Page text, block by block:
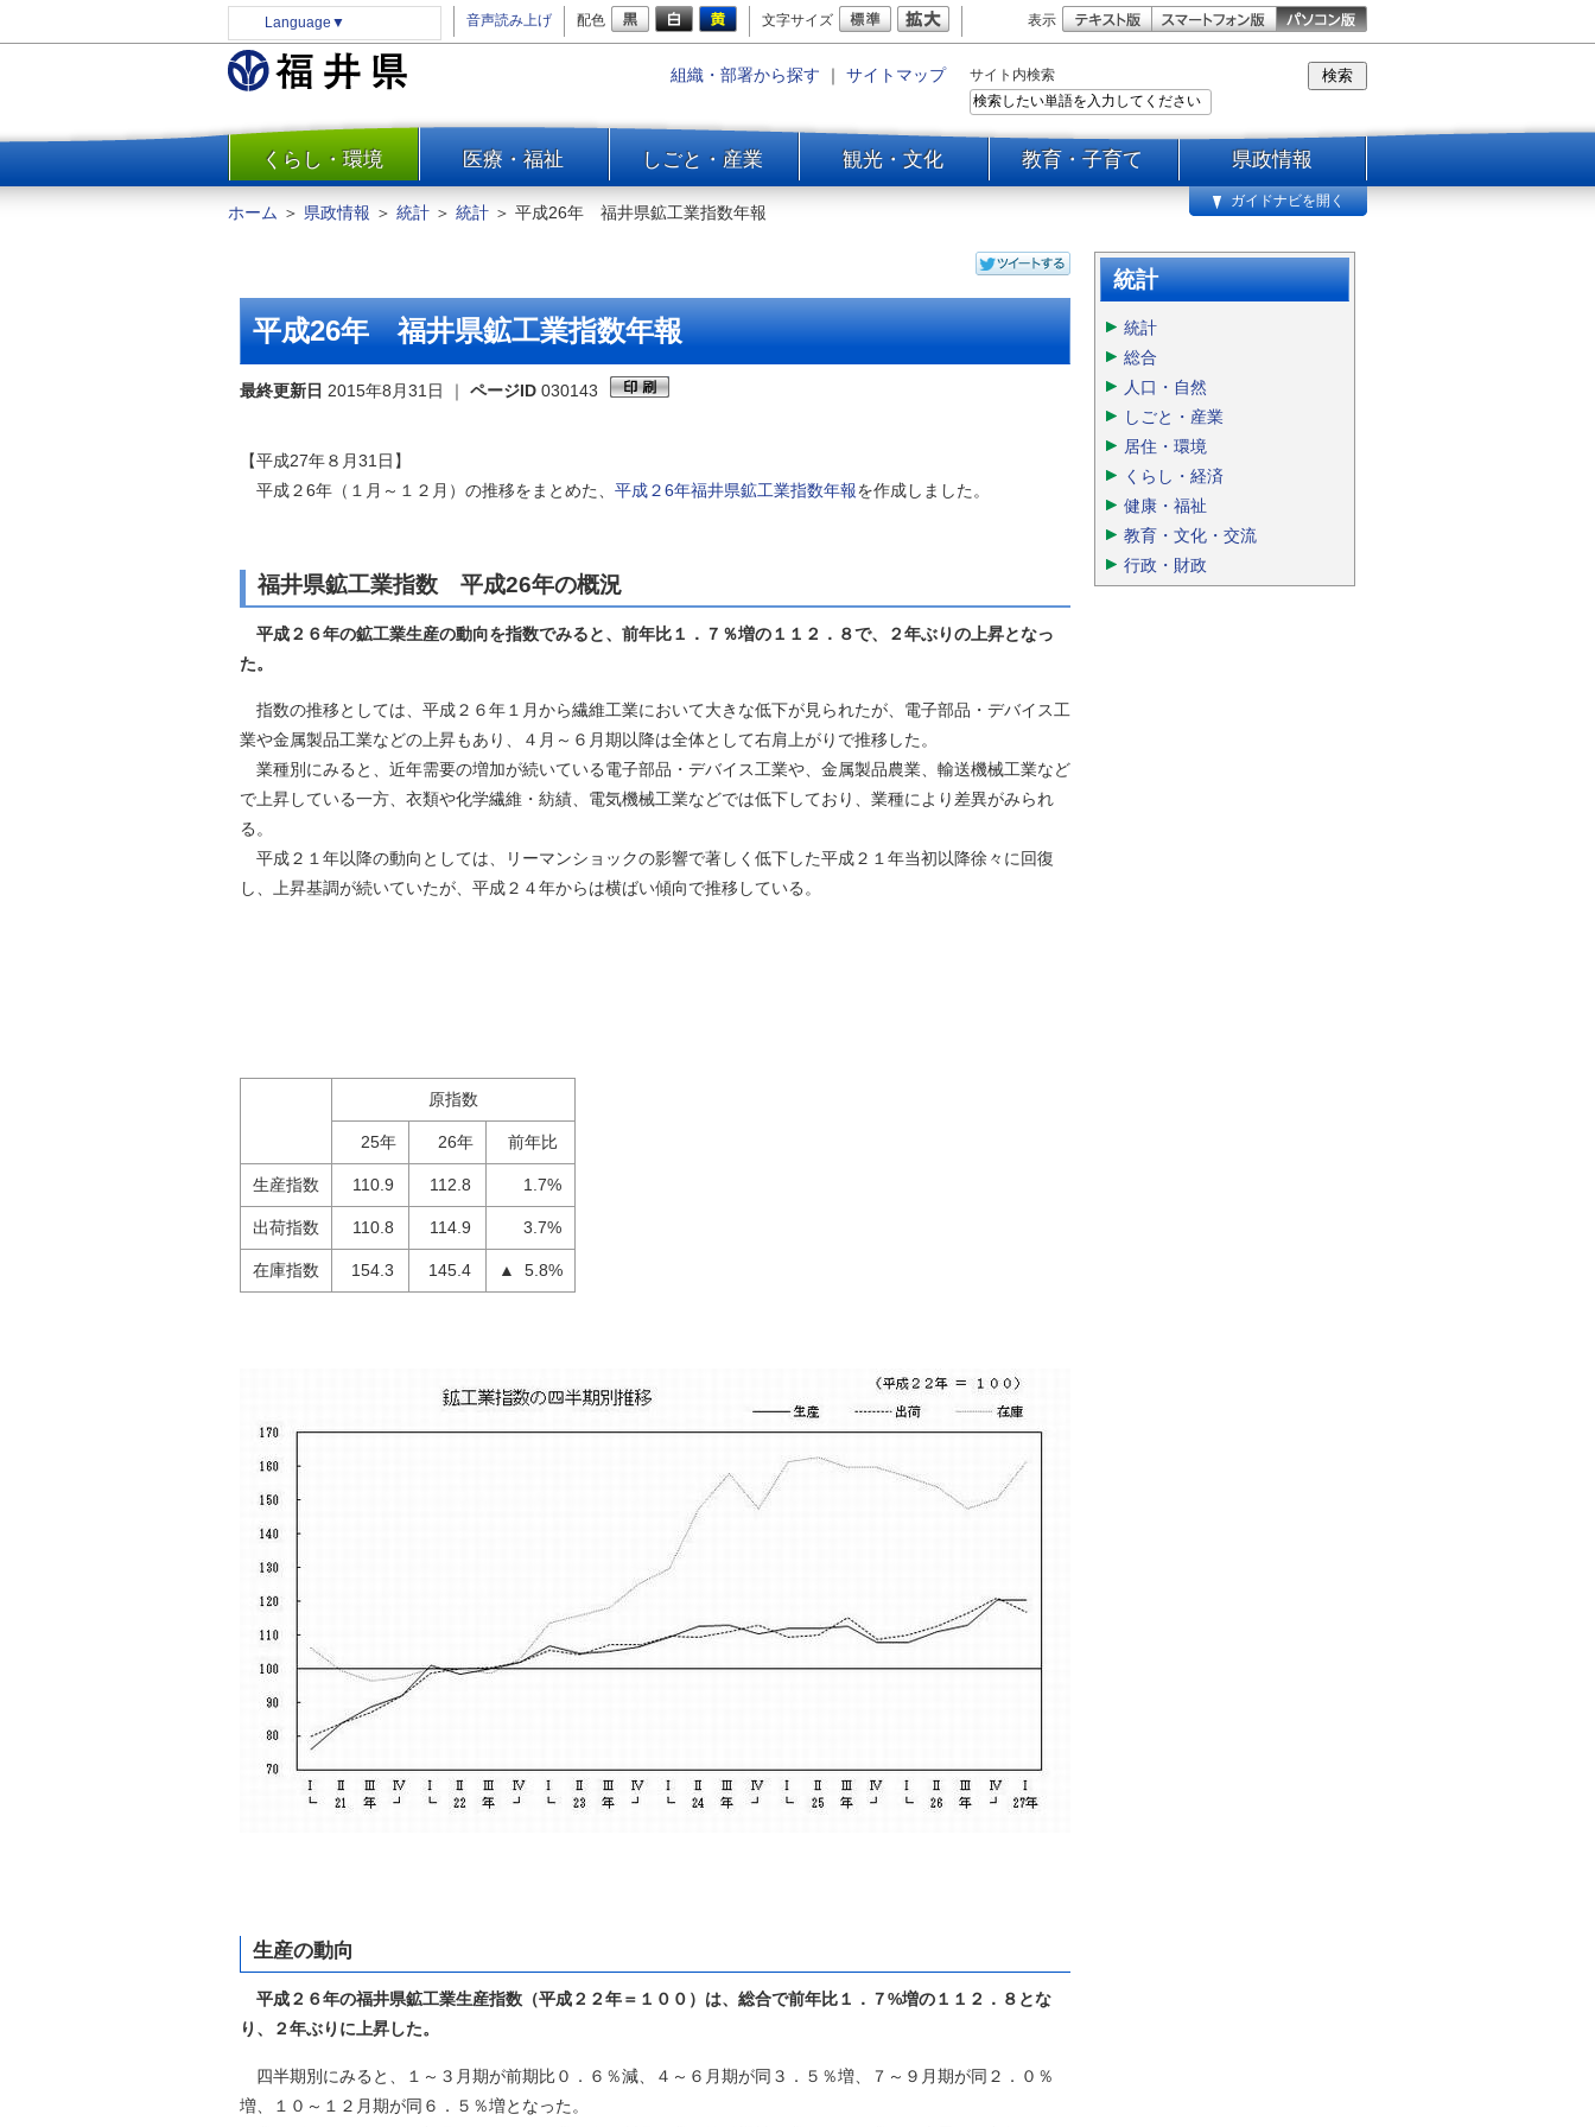
Language ▼ 音声読み上げ 配色 文字サイズ 表示
組織・部署から探す ｜ サイトマップ サイト内検索
一覧
くらし・環境 医療・福祉 しごと・産業 観光・文化 教育・子育て 県政情報
防災
水道・エネルギー
住まい・土地
環境問題・廃棄物対策・リサ
イクル
交通・道路
ホーム ＞ 県政情報 ＞ 統計 ＞ 統計 ＞ 平成26年 福井県鉱工業指数年報
ガイドナビを開く
平成26年 福井県鉱工業指数年報
最終更新日 2015年8月31日 ｜ ページID 030143
【平成27年８月31日】
平成２6年（１月～１２月）の推移をまとめた、 平成２6年福井県鉱工業指数年報を作成しました。
福井県鉱工業指数 平成26年の概況
平成２６年の鉱工業生産の動向を指数でみると、前年比１．７％増の１１２．８で、２年ぶりの上昇となっ
た。
指数の推移としては、平成２６年１月から繊維工業において大きな低下が見られたが、電子部品・デバイス工
業や金属製品工業などの上昇もあり、４月～６月期以降は全体として右肩上がりで推移した。
業種別にみると、近年需要の増加が続いている電子部品・デバイス工業や、金属製品農業、輸送機械工業など
で上昇している一方、衣類や化学繊維・紡績、電気機械工業などでは低下しており、業種により差異がみられ
る。
平成２１年以降の動向としては、リーマンショックの影響で著しく低下した平成２１年当初以降徐々に回復
し、上昇基調が続いていたが、平成２４年からは横ばい傾向で推移している。
原指数
25年 26年 前年比
生産指数 110.9 112.8 1.7%
出荷指数 110.8 114.9 3.7%
在庫指数 154.3 145.4 ▲ 5.8%
生産の動向
平成２６年の福井県鉱工業生産指数（平成２２年＝１００）は、総合で前年比１．７%増の１１２．８とな
り、２年ぶりに上昇した。
四半期別にみると、１～３月期が前期比０．６％減、４～６月期が同３．５％増、７～９月期が同２．０％
増、１０～１２月期が同６．５％増となった。
統計
統計
総合
人口・自然
しごと・産業
居住・環境
くらし・経済
健康・福祉
教育・文化・交流
行政・財政